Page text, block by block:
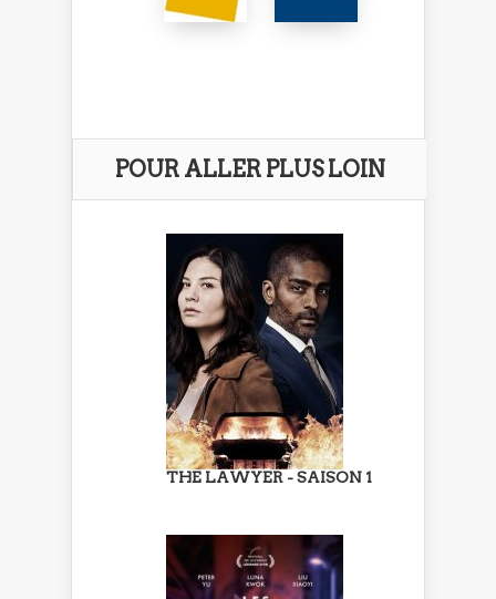
POUR ALLER PLUS LOIN
THE LAWYER - SAISON 1